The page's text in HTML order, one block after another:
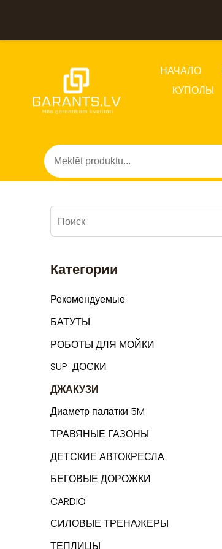
НАЧАЛО
КУПОЛЫ
Категории
Рекомендуемые
БАТУТЫ
РОБОТЫ ДЛЯ МОЙКИ
SUP-ДОСКИ
ДЖАКУЗИ
Диаметр палатки 5M
ТРАВЯНЫЕ ГАЗОНЫ
ДЕТСКИЕ АВТОКРЕСЛА
БЕГОВЫЕ ДОРОЖКИ
CARDIO
СИЛОВЫЕ ТРЕНАЖЕРЫ
ТЕПЛИЦЫ